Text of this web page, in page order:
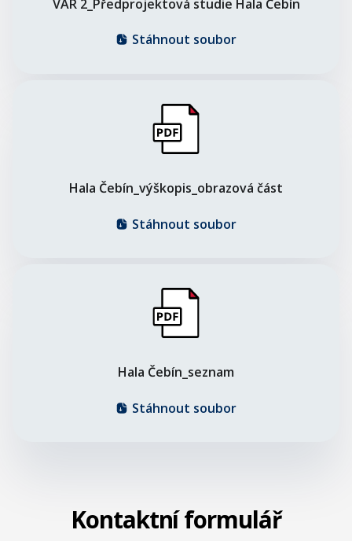
VAR 2_Předprojektová studie Hala Čebín
Stáhnout soubor
Hala Čebín_výškopis_obrazová část
Stáhnout soubor
Hala Čebín_seznam
Stáhnout soubor
Kontaktní formulář